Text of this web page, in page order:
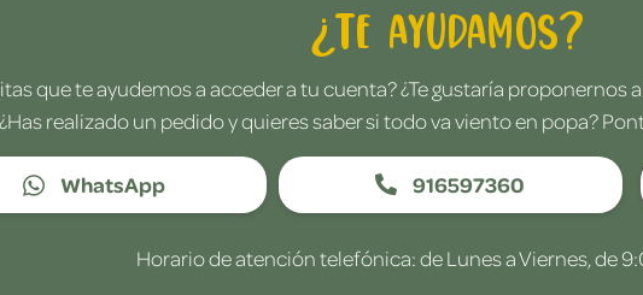
¿Te ayudamos?
que te ayudemos a acceder a tu cuenta? ¿Te gustaría proponernos
¿Has realizado un pedido y quieres saber si todo va viento en popa?
WhatsApp 916597360
Horario de atención telefónica: de Lunes a Viernes, de